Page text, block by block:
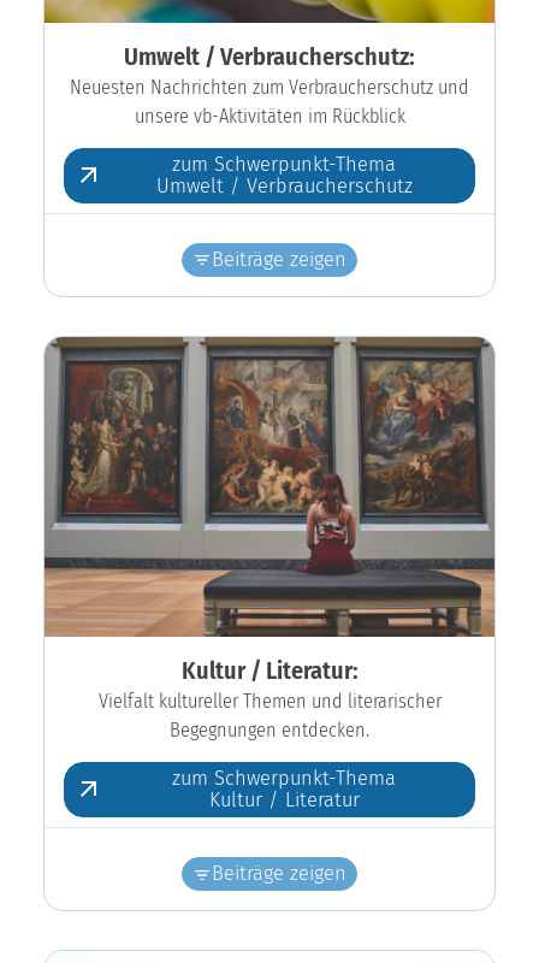
Umwelt / Verbraucherschutz:
Neuesten Nachrichten zum Verbraucherschutz und
unsere vb-Aktivitäten im Rückblick
zum Schwerpunkt-Thema
Umwelt / Verbraucherschutz
Beiträge zeigen
Kultur / Literatur:
Vielfalt kultureller Themen und literarischer
Begegnungen entdecken.
zum Schwerpunkt-Thema
Kultur / Literatur
Beiträge zeigen